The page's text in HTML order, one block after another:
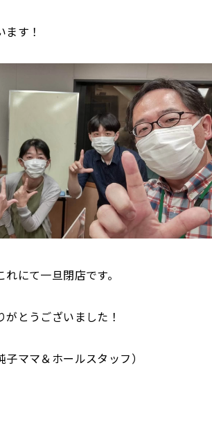
す！
にて一旦閉店です。
とうございました！
子ママ＆ホールスタッフ）